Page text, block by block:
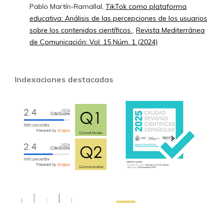
Pablo Martín-Ramallal, TikTok como plataforma
educativa: Análisis de las percepciones de los usuarios
sobre los contenidos científicos , Revista Mediterránea
de Comunicación: Vol. 15 Núm. 1 (2024)
Indexaciones destacadas